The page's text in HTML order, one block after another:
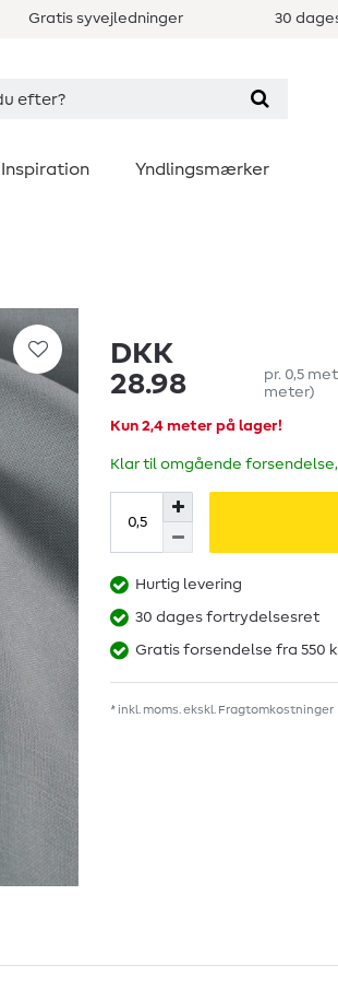
Gratis syvejledninger 30
Inspiration Yndlingsmærker
DKK
28.98
pr. 0,5
meter)
Kun 2,4 meter på lager!
Klar til omgående
Hurtig levering
30 dages fortrydelsesret
Gratis forsendelse fra 550
* inkl. moms. ekskl. Fragtomkostninger